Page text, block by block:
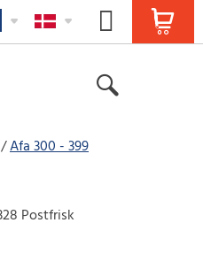
Afa 300 - 399